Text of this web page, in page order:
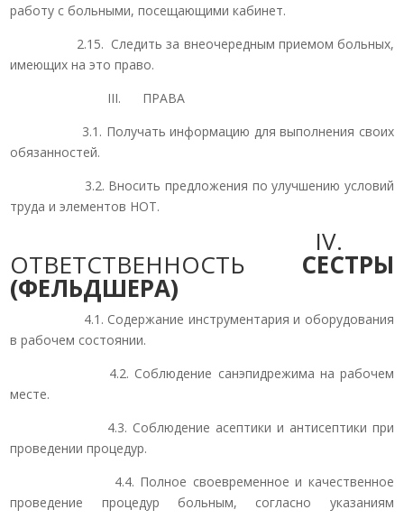
работу с больными, посещающими кабинет.
2.15. Следить за внеочередным приемом больных,
имеющих на это право.
III. ПРАВА
3.1. Получать информацию для выполнения своих
обязанностей.
3.2. Вносить предложения по улучшению условий
труда и элементов НОТ.
IV.
ОТВЕТСТВЕННОСТЬ СЕСТРЫ
(ФЕЛЬДШЕРА)
4.1. Содержание инструментария и оборудования
в рабочем состоянии.
4.2. Соблюдение санэпидрежима на рабочем
месте.
4.3. Соблюдение асептики и антисептики при
проведении процедур.
4.4. Полное своевременное и качественное
проведение процедур больным, согласно указаниям